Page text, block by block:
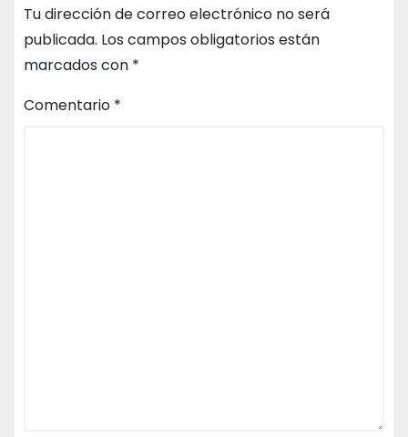
Tu dirección de correo electrónico no será
publicada. Los campos obligatorios están
marcados con *
Comentario *